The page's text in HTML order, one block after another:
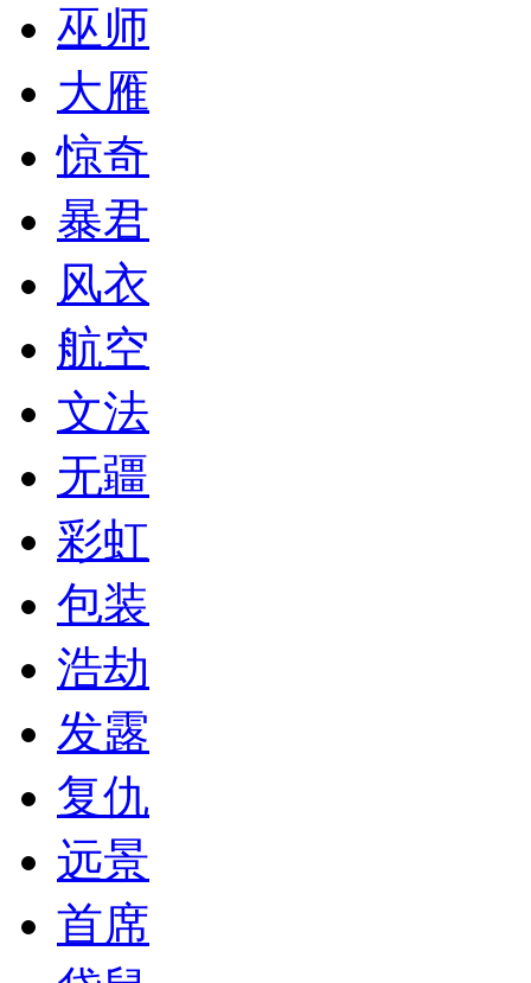
巫师
大雁
惊奇
暴君
风衣
航空
文法
无疆
彩虹
包装
浩劫
发露
复仇
远景
首席